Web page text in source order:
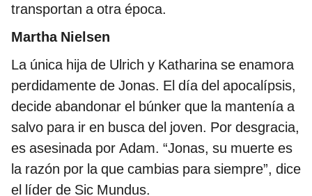
transportan a otra época.
Martha Nielsen
La única hija de Ulrich y Katharina se enamora
perdidamente de Jonas. El día del apocalípsis,
decide abandonar el búnker que la mantenía a
salvo para ir en busca del joven. Por desgracia,
es asesinada por Adam. “Jonas, su muerte es
la razón por la que cambias para siempre”, dice
el líder de Sic Mundus.